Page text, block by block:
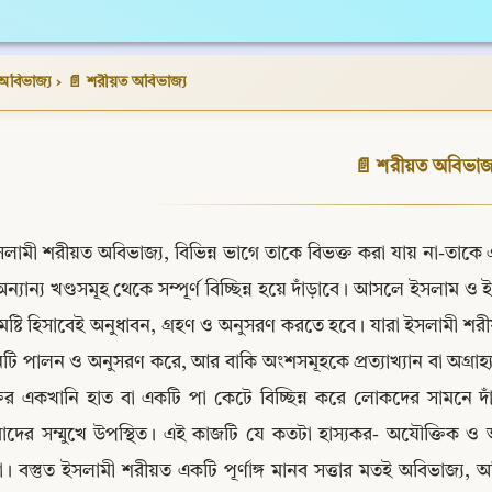
› 📄 শরীয়ত অবিভাজ্য
📄 শরীয়ত
শরীয়ত অবিভাজ্য, বিভিন্ন ভাগে তাকে বিভক্ত করা যায় না-তাকে
খণ্ডসমূহ থেকে সম্পূর্ণ বিচ্ছিন্ন হয়ে দাঁড়াবে। আসলে ইসলাম ও
হিসাবেই অনুধাবন, গ্রহণ ও অনুসরণ করতে হবে। যারা ইসলামী
পালন ও অনুসরণ করে, আর বাকি অংশসমূহকে প্রত্যাখ্যান বা
একখানি হাত বা একটি পা কেটে বিচ্ছিন্ন করে লোকদের সামনে
সম্মুখে উপস্থিত। এই কাজটি যে কতটা হাস্যকর- অযৌক্তিক ও
বস্তুত ইসলামী শরীয়ত একটি পূর্ণাঙ্গ মানব সত্তার মতই অবিভাজ্য,